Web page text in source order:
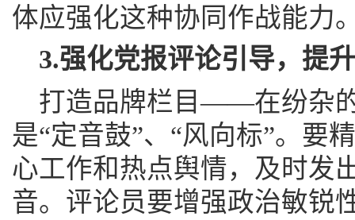
体应强化这种协同作战能力
3.强化党报评论引导，提
打造品牌栏目——在纷杂
是“定音鼓”、“风向标”。要
心工作和热点舆情，及时发
音。评论员要增强政治敏锐